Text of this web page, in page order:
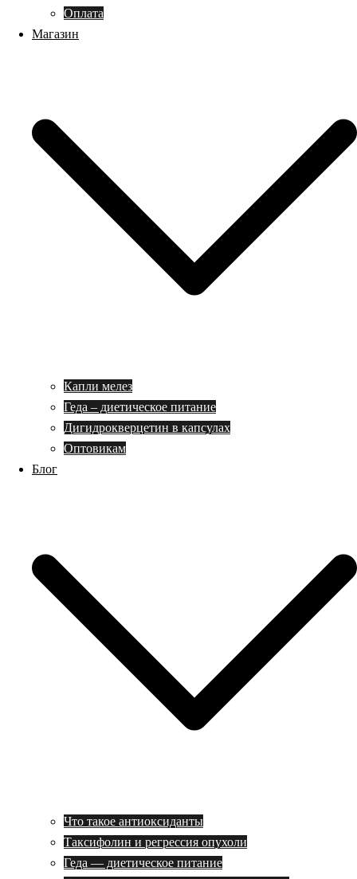
Оплата
Магазин
Капли мелез
Геда – диетическое питание
Дигидрокверцетин в капсулах
Оптовикам
Блог
Что такое антиоксиданты
Таксифолин и регрессия опухоли
Геда — диетическое питание